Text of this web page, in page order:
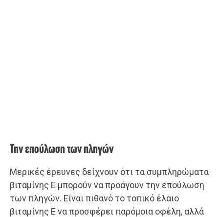
Την επούλωση των πληγών
Μερικές έρευνες δείχνουν ότι τα συμπληρώματα
βιταμίνης Ε μπορούν να προάγουν την επούλωση
των πληγών. Είναι πιθανό το τοπικό έλαιο
βιταμίνης Ε να προσφέρει παρόμοια οφέλη, αλλά